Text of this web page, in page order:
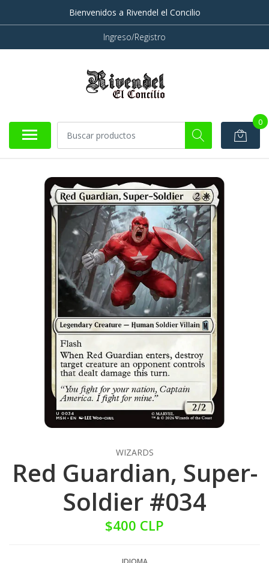
Bienvenidos a Rivendel el Concilio
Ingreso/Registro
0
WIZARDS
Red Guardian, Super-
Soldier #034
$400 CLP